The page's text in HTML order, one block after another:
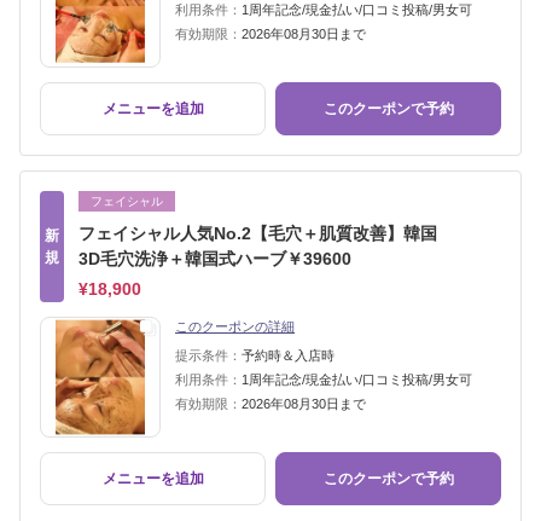
利用条件： 1周年記念/現金払い/口コミ投稿/男女可
有効期限： 2026年08月30日まで
メニューを追加 このクーポンで予約
新
規
フェイシャル
フェイシャル人気No.2【毛穴＋肌質改善】韓国
3D毛穴洗浄＋韓国式ハーブ￥39600
¥18,900
このクーポンの詳細
提示条件： 予約時＆入店時
利用条件： 1周年記念/現金払い/口コミ投稿/男女可
有効期限： 2026年08月30日まで
メニューを追加 このクーポンで予約